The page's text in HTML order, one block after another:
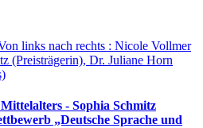
- Sophia Schmitz
„Deutsche Sprache und